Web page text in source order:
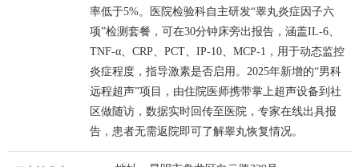
率低于5%。医院检验科自主研发“睾丸炎症因子六
项”检测套餐，可在30分钟床旁出报告，涵盖IL-6、
TNF-α、CRP、PCT、IP-10、MCP-1，用于动态监控
炎症程度，指导激素是否启用。2025年新增的“男科
远程超声”项目，由住院医师携带掌上超声设备到社
区做随访，数据实时回传至医院，专家在线出具报
告，患者无需返院即可了解睾丸恢复情况。